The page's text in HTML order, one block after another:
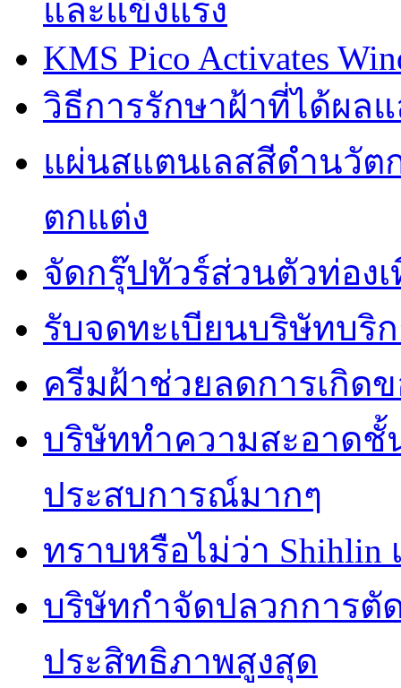
และแข็งแรง
KMS Pico Activates
วิธีการรักษาฝ้าที่ได้ผล
แผ่นสแตนเลสสีดำนวั
ตกแต่ง
จัดกรุ๊ปทัวร์ส่วนตัวท่อง
รับจดทะเบียนบริษัทบริ
ครีมฝ้าช่วยลดการเกิด
บริษัททำความสะอาด
ประสบการณ์มากๆ
ทราบหรือไม่ว่า
บริษัทกำจัดปลวกการตั
ประสิทธิภาพสูงสุด